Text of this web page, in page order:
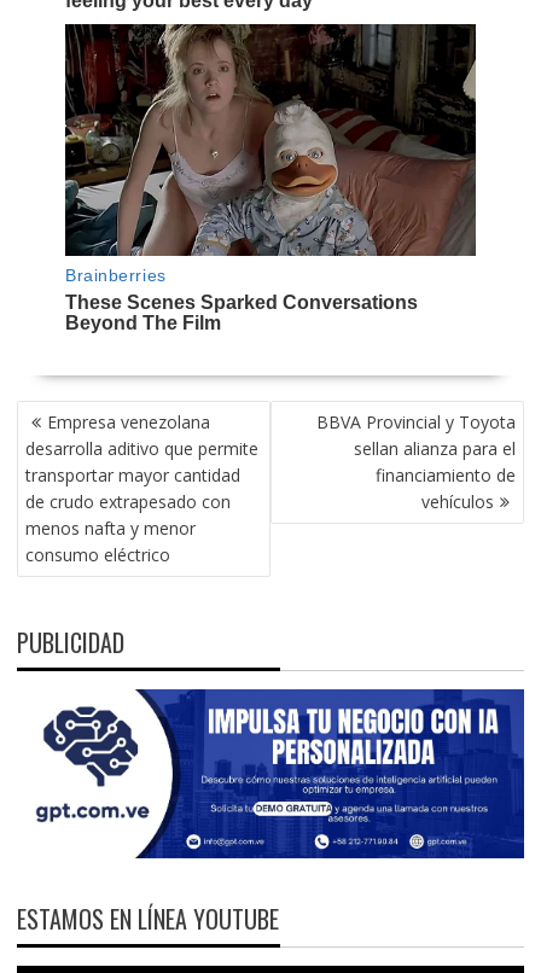
NAVEGACIÓN
DE
ENTRADAS
Empresa venezolana
desarrolla aditivo que permite
transportar mayor cantidad
de crudo extrapesado con
menos nafta y menor
consumo eléctrico
BBVA Provincial y Toyota
sellan alianza para el
financiamiento de
vehículos
PUBLICIDAD
ESTAMOS EN LÍNEA YOUTUBE